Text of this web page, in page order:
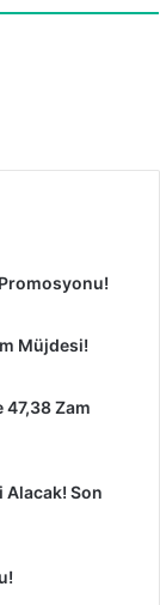
Müjdesi!
Zam
Alacak! Son